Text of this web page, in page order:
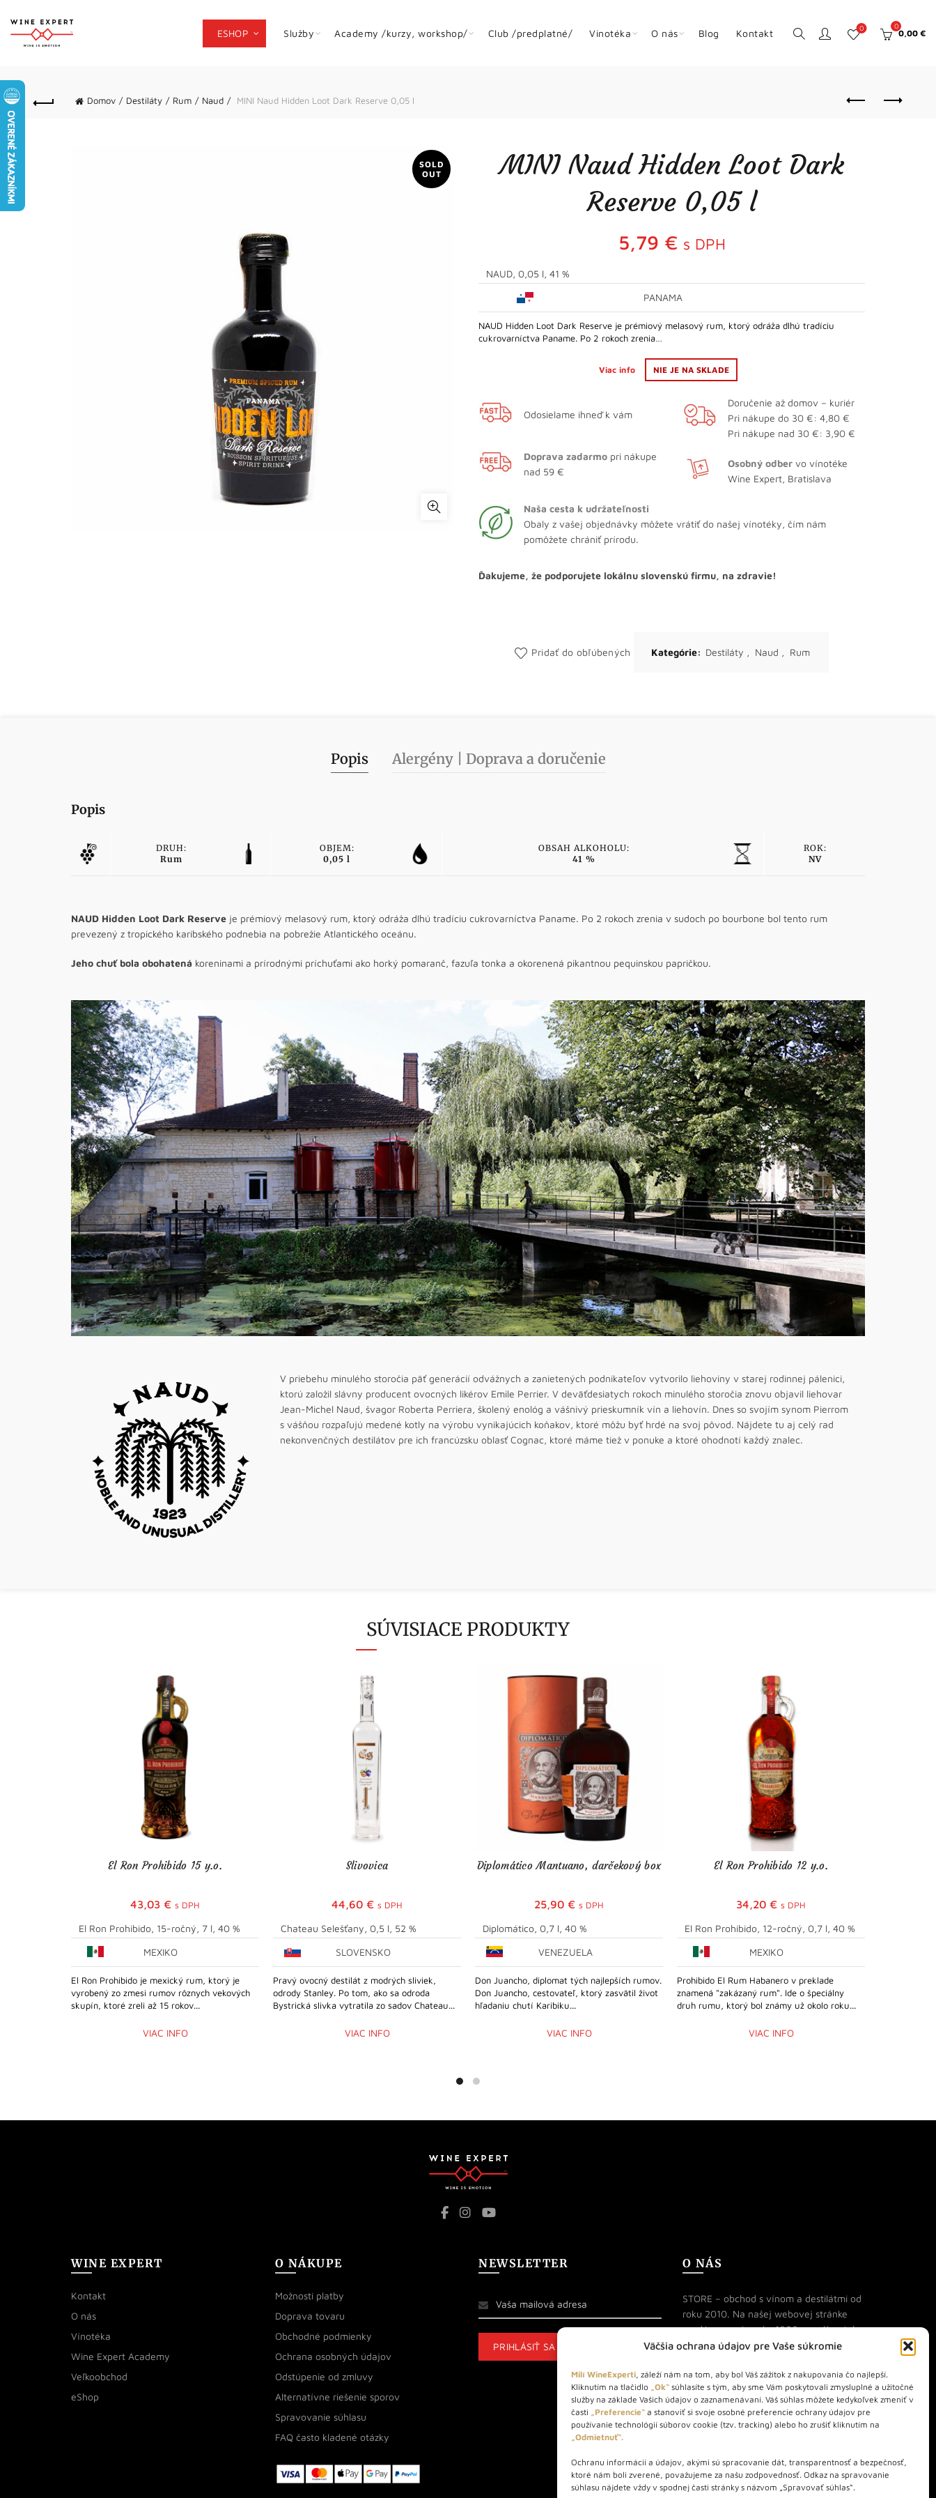
Väčšia ochrana údajov pre Vaše súkromie
Milí WineExperti, záleží nám na tom, aby bol Váš zážitok z nakupovania čo najlepší.
Kliknutím na tlačidlo „Ok“ súhlasíte s tým, aby sme Vám poskytovali zmysluplné a užitočné
služby na základe Vašich údajov o zaznamenávaní. Váš súhlas môžete kedykoľvek zmeniť v
časti „Preferencie“ a stanoviť si svoje osobné preferencie ochrany údajov pre
používanie technológií súborov cookie (tzv. tracking) alebo ho zrušiť kliknutím na
„Odmietnuť“.
Ochranu informácií a údajov, akými sú spracovanie dát, transparentnosť a bezpečnosť,
ktoré nám boli zverené, považujeme za našu zodpovednosť. Odkaz na spravovanie
súhlasu nájdete vždy v spodnej časti stránky s názvom „Spravovať súhlas“.
ESHOP Služby Academy /kurzy, workshop/ Club /predplatné/ Vinotéka O nás Blog Kontakt 0 0
0,00 €
Domov Destiláty Rum Naud MINI Naud Hidden Loot Dark Reserve 0,05 l
SOLD
OUT
MINI Naud Hidden Loot Dark
Reserve 0,05 l
5,79 € s DPH
NAUD, 0,05 l, 41 %
PANAMA
NAUD Hidden Loot Dark Reserve je prémiový melasový rum, ktorý odráža dlhú tradíciu
cukrovarníctva Paname. Po 2 rokoch zrenia…
Viac info NIE JE NA SKLADE
Odosielame ihneď k vám
Doprava zadarmo pri nákupe
nad 59 €
Doručenie až domov – kuriér
Pri nákupe do 30 €: 4,80 €
Pri nákupe nad 30 €: 3,90 €
Osobný odbervo vínotéke
Wine Expert, Bratislava
Naša cesta k udržateľnosti
Obaly z vašej objednávky môžete vrátiť do našej vínotéky, čím nám
pomôžete chrániť prírodu.
Ďakujeme, že podporujete lokálnu slovenskú firmu, na zdravie!
Pridať do obľúbených Kategórie: Destiláty , Naud , Rum
Popis Alergény | Doprava a doručenie
Popis
DRUH:
Rum
OBJEM:
0,05 l
OBSAH ALKOHOLU:
41 %
ROK:
NV
NAUD Hidden Loot Dark Reserve je prémiový melasový rum, ktorý odráža dlhú tradíciu cukrovarníctva Paname. Po 2 rokoch zrenia v sudoch po bourbone bol tento rum
prevezený z tropického karibského podnebia na pobrežie Atlantického oceánu.
Jeho chuť bola obohatená koreninami a prírodnými príchuťami ako horký pomaranč, fazuľa tonka a okorenená pikantnou pequinskou papričkou.
V priebehu minulého storočia päť generácií odvážnych a zanietených podnikateľov vytvorilo liehoviny v starej rodinnej pálenici,
ktorú založil slávny producent ovocných likérov Emile Perrier. V deväťdesiatych rokoch minulého storočia znovu objavil liehovar
Jean-Michel Naud, švagor Roberta Perriera, školený enológ a vášnivý prieskumník vín a liehovín. Dnes so svojím synom Pierrom
s vášňou rozpaľujú medené kotly na výrobu vynikajúcich koňakov, ktoré môžu byť hrdé na svoj pôvod. Nájdete tu aj celý rad
nekonvenčných destilátov pre ich francúzsku oblasť Cognac, ktoré máme tiež v ponuke a ktoré ohodnotí každý znalec.
SÚVISIACE PRODUKTY
El Ron Prohibido 15 y.o.
43,03 € s DPH
El Ron Prohibido, 15-ročný, 7 l, 40 %
MEXIKO
El Ron Prohibido je mexický rum, ktorý je
vyrobený zo zmesi rumov rôznych vekových
skupín, ktoré zreli až 15 rokov...
VIAC INFO
Slivovica
44,60 € s DPH
Chateau Selešťany, 0,5 l, 52 %
SLOVENSKO
Pravý ovocný destilát z modrých sliviek,
odrody Stanley. Po tom, ako sa odroda
Bystrická slivka vytratila zo sadov Chateau...
VIAC INFO
Diplomático Mantuano, darčekový box
25,90 € s DPH
Diplomático, 0,7 l, 40 %
VENEZUELA
Don Juancho, diplomat tých najlepších rumov.
Don Juancho, cestovateľ, ktorý zasvätil život
hľadaniu chutí Karibiku...
VIAC INFO
El Ron Prohibido 12 y.o.
34,20 € s DPH
El Ron Prohibido, 12-ročný, 0,7 l, 40 %
MEXIKO
Prohibido El Rum Habanero v preklade
znamená "zakázaný rum". Ide o špeciálny
druh rumu, ktorý bol známy už okolo roku...
VIAC INFO
WINE EXPERT
Kontakt
O nás
Vínotéka
Wine Expert Academy
Veľkoobchod
eShop
O NÁKUPE
Možnosti platby
Doprava tovaru
Obchodné podmienky
Ochrana osobných údajov
Odstúpenie od zmluvy
Alternatívne riešenie sporov
Spravovanie súhlasu
FAQ často kladené otázky
NEWSLETTER O NÁS
STORE – obchod s vínom a destilátmi od
roku 2010. Na našej webovej stránke
predávame viac ako 1000+ značkových
produktov.
Info tel.: +421 917 779 888
Vínotéka: +421 917 888 879
Vínotéka: Bratislavská 49/B,
Bratislava 841 06
841 01